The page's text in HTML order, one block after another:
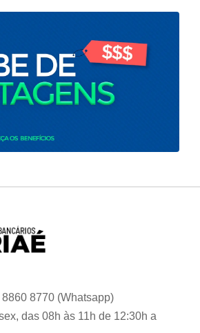
8770 (Whatsapp)
das 08h às 11h de 12:30h a